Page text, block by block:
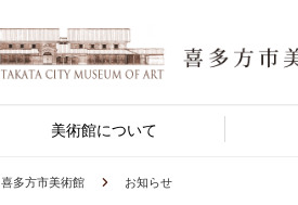
美術館について
喜多方市美術館 お知らせ